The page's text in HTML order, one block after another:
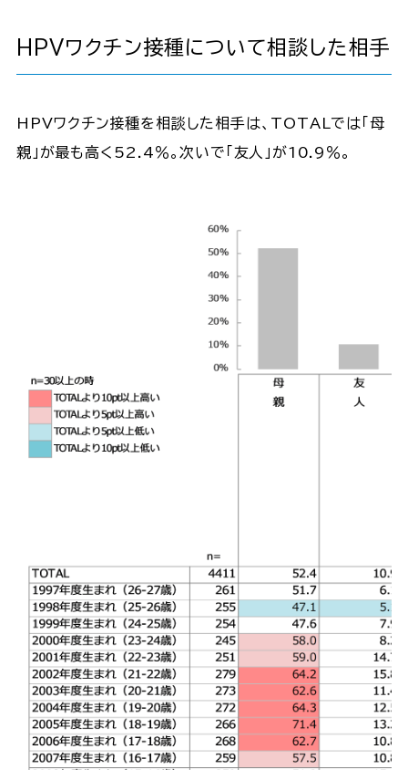
HPVワクチン接種について相談した相手
HPVワクチン接種を相談した相手は、TOTALでは「母
親」が最も高く52.4％。次いで「友人」が10.9％。